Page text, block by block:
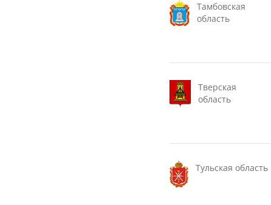
Тамбовская
область
Тверская
область
Тульская область